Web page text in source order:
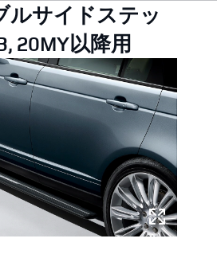
ルサイドステッ
20MY以降用